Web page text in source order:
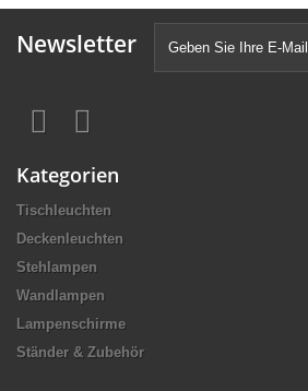
Newsletter
Kategorien
Tischleuchten
Deckenleuchten
Stehlampen
Wandlampen
Lampenschirme
Ständer & Zubehör